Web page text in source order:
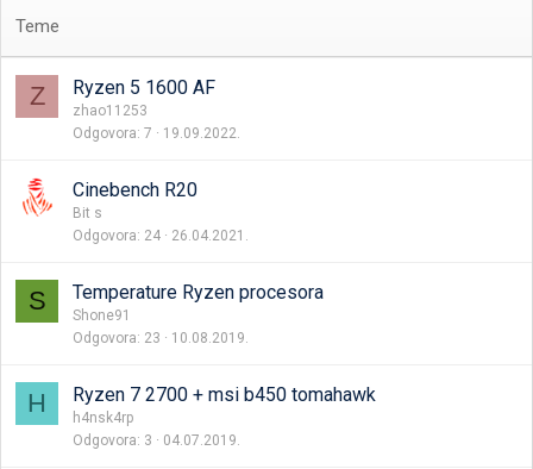
Z Ryzen 5 1600 AF
zhao11253
Odgovora 7 19.09.2022.
Cinebench R20
Bit s
Odgovora 24 26.04.2021.
S Temperature Ryzen procesora
Shone91
Odgovora 23 10.08.2019.
H Ryzen 7 2700 + msi b450 tomahawk
h4nsk4rp
Odgovora 3 04.07.2019.